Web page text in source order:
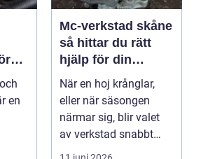
en
Mc-verkstad skåne
så hittar du rätt
hjälp för din
motorcykel
När en hoj krånglar,
eller när säsongen
närmar sig, blir valet
av verkstad snabbt
avgörande. En MC-v...